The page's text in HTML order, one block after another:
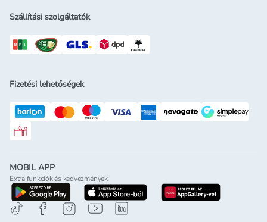
Szállítási szolgáltatók
Fizetési lehetőségek
Rossmann ajándékkártya
MOBIL APP
Extra funkciók és kedvezmények
letöltés a google-play-rölletöltés az app-store-ból
letöltés